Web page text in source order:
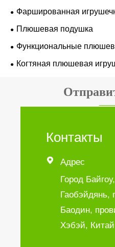
Фаршированная
Плюшевая подушка
Функциональные
Когтяная плюшевая
Контакты

Адрес
Город Байгоу,
Гаобэйдянь,
Баодин,
Хэбэй, Китай